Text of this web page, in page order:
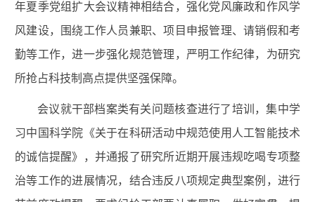
年夏季党组扩大会议精神相结合，强化党风廉政和作风学
风建设，围绕工作人员兼职、项目申报管理、请销假和考
勤等工作，进一步强化规范管理，严明工作纪律，为研究
所抢占科技制高点提供坚强保障。
会议就干部档案类有关问题核查进行了培训，集中学
习中国科学院《关于在科研活动中规范使用人工智能技术
的诚信提醒》，并通报了研究所近期开展违规吃喝专项整
治等工作的进展情况，结合违反八项规定典型案例，进行